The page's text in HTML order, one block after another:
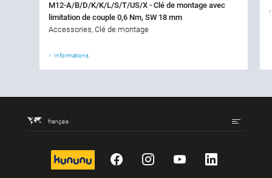
M12-A/B/D/K/K/L/S/T/US/X - Clé de montage avec
limitation de couple 0,6 Nm, SW 18 mm
Accessories, Clé de montage
Informations
français
kununu FacebookInstagram
YouTubeLinkedIn